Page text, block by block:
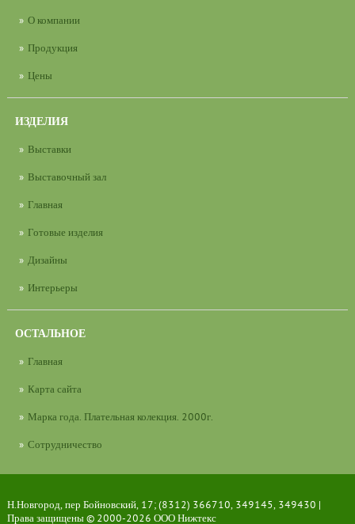
О компании
Продукция
Цены
ИЗДЕЛИЯ
Выставки
Выставочный зал
Главная
Готовые изделия
Дизайны
Интерьеры
ОСТАЛЬНОЕ
Главная
Карта сайта
Марка года. Плательная колекция. 2000г.
Сотрудничество
Н.Новгород, пер Бойновский, 17; (8312) 366710, 349145, 349430 |
Права защищены © 2000-2026 ООО Нижтекс